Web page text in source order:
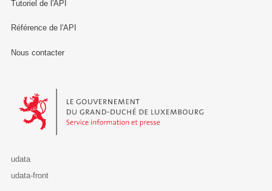
Tutoriel de l'API
Référence de l'API
Nous contacter
Le Gouvernement du Grand-Duché de Luxembourg - Service
udata
udata-front